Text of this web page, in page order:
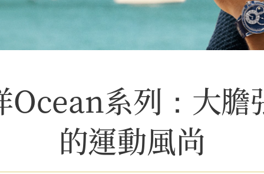
Ocean系列：大膽
的運動風尚